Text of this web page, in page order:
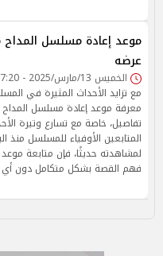
عرضه
الخميس 13/مارس/2025 - 07:20 ص
مع تزايد الأحداث المثيرة في
معرفة موعد إعادة مسلسل
تفاصيل، خاصة مع تسارع وتيرة
المتابعين الأوفياء للمسلسل منذ
لمشاهدته حديثًا، فإن متابعة
فهم القصة بشكل متكامل دون